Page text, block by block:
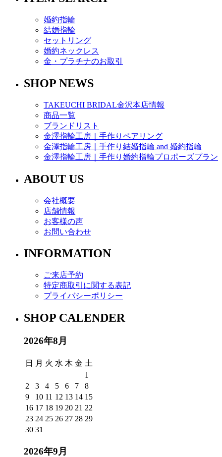
婚約指輪
結婚指輪
セットリング
婚約ネックレス
金・プラチナのお取引
SHOP NEWS
TAKEUCHI BRIDAL金沢本店情報
商品一覧
ブランドリスト
金澤指輪工房｜手作りペアリング
金澤指輪工房｜手作り結婚指輪 and 婚約指輪
金澤指輪工房｜手作り婚約指輪プロポーズプラン
ABOUT US
会社概要
店舗情報
お客様の声
お問い合わせ
INFORMATION
ご来店予約
特定商取引に関する表記
プライバシーポリシー
SHOP CALENDER
2026年8月
日 月 火 水 木 金 土
1
2
3 4 5 6 7
8
9
10 11 12 13 14 15
16 17 18 19 20 21 22
23 24 25 26 27 28 29
30 31
2026年9月